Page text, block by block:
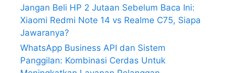
Jangan Beli HP 2 Jutaan Sebelum Baca Ini:
Xiaomi Redmi Note 14 vs Realme C75, Siapa
Jawaranya?
WhatsApp Business API dan Sistem
Panggilan: Kombinasi Cerdas Untuk